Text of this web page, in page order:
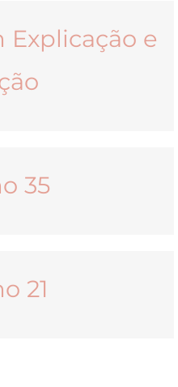
Explicação e
35
21